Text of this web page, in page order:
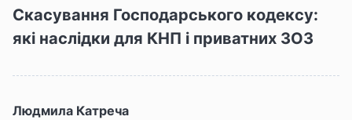
Скасування Господарського кодексу:
які наслідки для КНП і приватних ЗОЗ
Людмила Катреча